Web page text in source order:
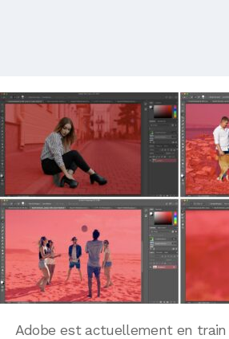
Adobe est actuellement en